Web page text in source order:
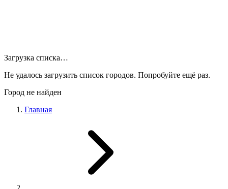
Загрузка списка…
Не удалось загрузить список городов. Попробуйте ещё раз.
Город не найден
Главная